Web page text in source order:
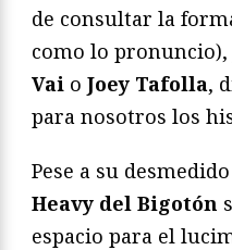
de consultar la
como lo pronuncio),
Vai o Joey Tafolla,
para nosotros los
Pese a su
Heavy del Bigotón
espacio para el